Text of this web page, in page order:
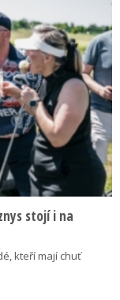
stojí i na
kteří mají chuť